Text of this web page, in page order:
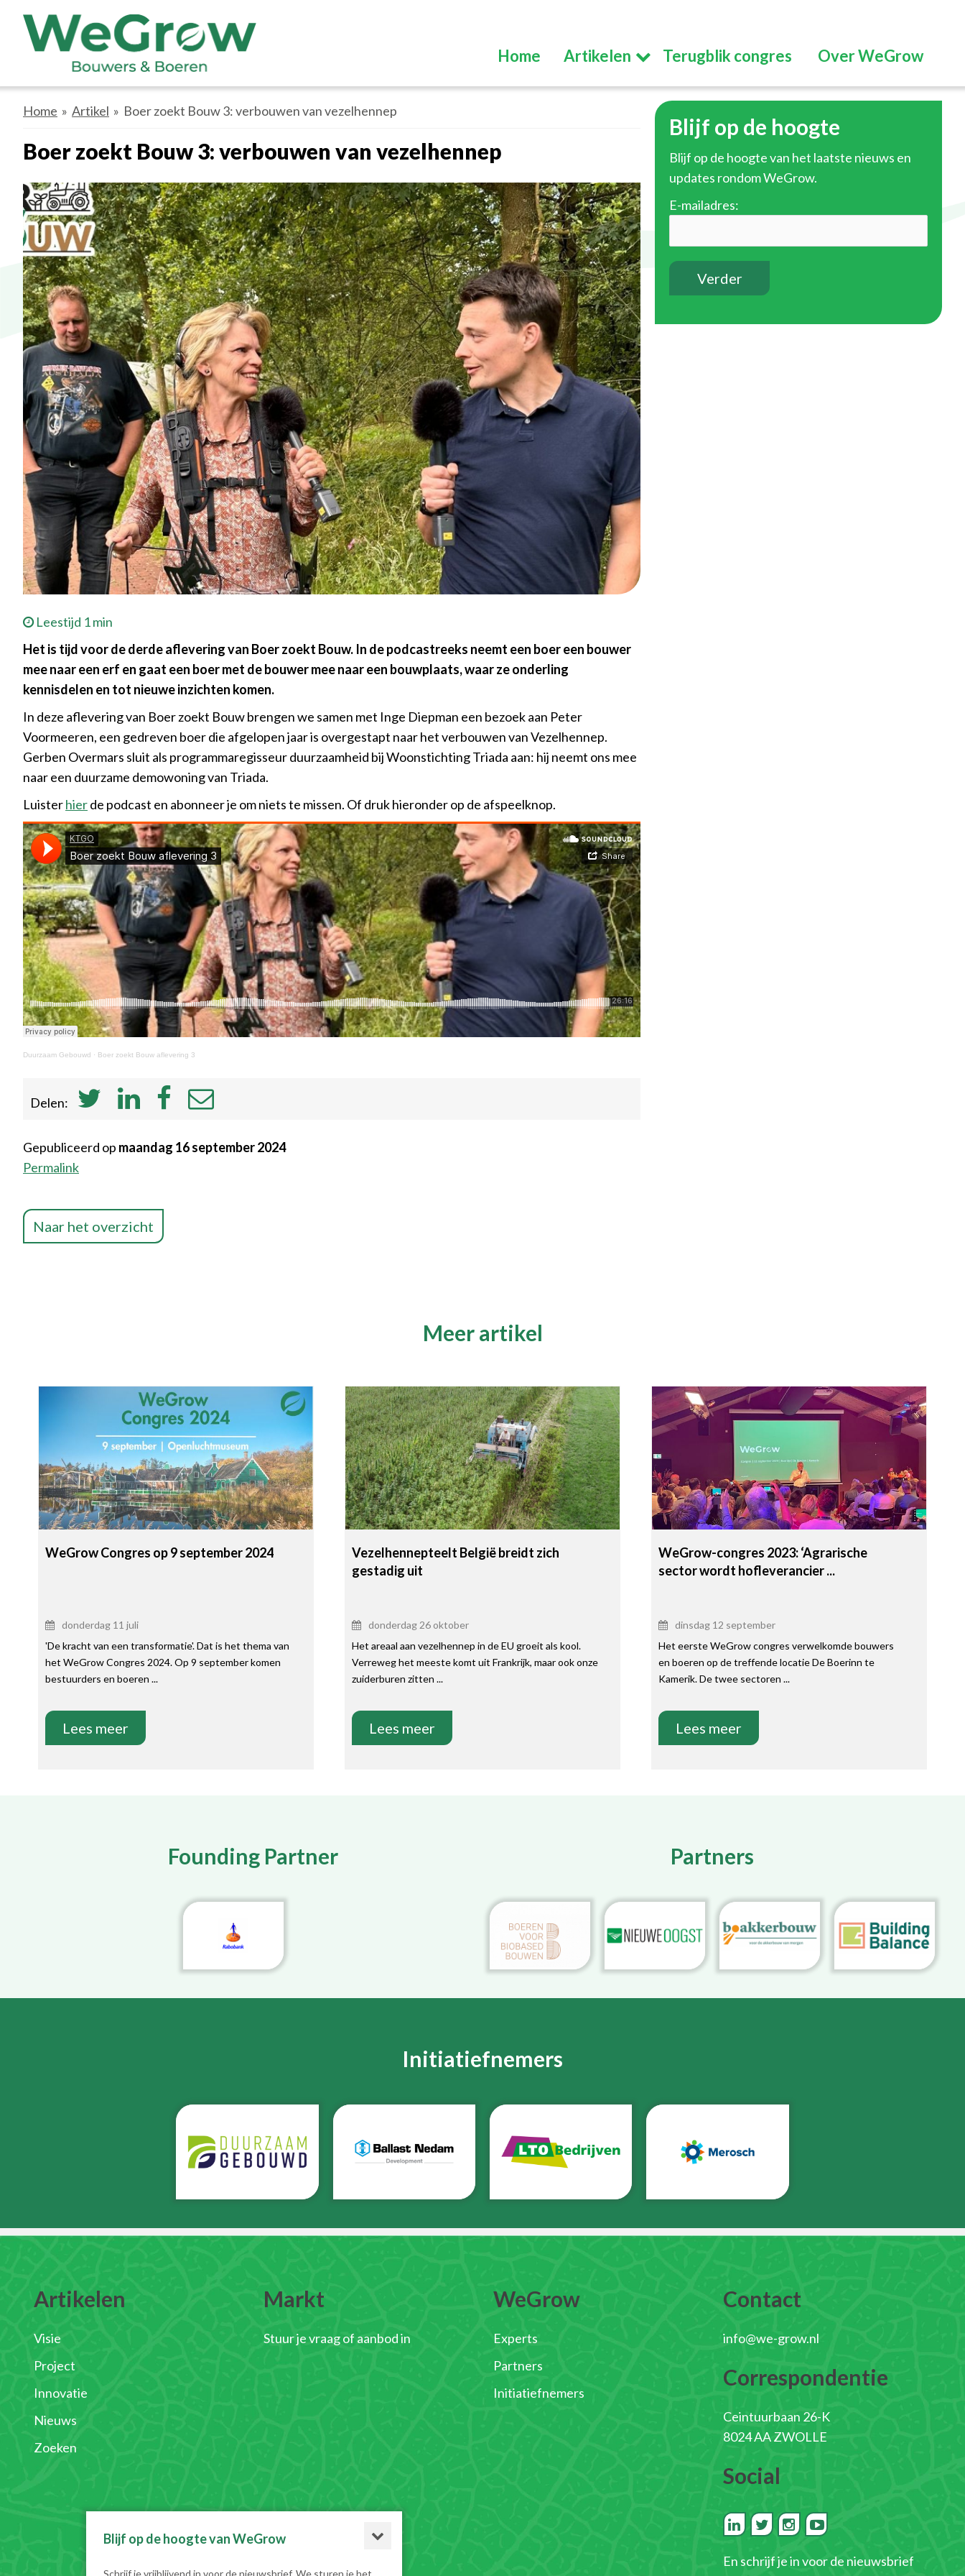
Home Artikelen Terugblik congres Over WeGrow
Home » Artikel » Boer zoekt Bouw 3: verbouwen van vezelhennep
Boer zoekt Bouw 3: verbouwen van vezelhennep
Leestijd 1 min
Het is tijd voor de derde aflevering van Boer zoekt Bouw. In de podcastreeks neemt een boer een bouwer
mee naar een erf en gaat een boer met de bouwer mee naar een bouwplaats, waar ze onderling
kennisdelen en tot nieuwe inzichten komen.
In deze aflevering van Boer zoekt Bouw brengen we samen met Inge Diepman een bezoek aan Peter
Voormeeren, een gedreven boer die afgelopen jaar is overgestapt naar het verbouwen van Vezelhennep.
Gerben Overmars sluit als programmaregisseur duurzaamheid bij Woonstichting Triada aan: hij neemt ons mee
naar een duurzame demowoning van Triada.
Luisterhierde podcast en abonneer je om niets te missen. Of druk hieronder op de afspeelknop.
Duurzaam Gebouwd · Boer zoekt Bouw aflevering 3
Delen:
Gepubliceerd op maandag 16 september 2024
Permalink
Naar het overzicht
Blijf op de hoogte
Blijf op de hoogte van het laatste nieuws en
updates rondom WeGrow.
E-mailadres:
Meer artikel
WeGrow Congres op 9 september 2024
donderdag 11 juli
'De kracht van een transformatie'. Dat is het thema van
het WeGrow Congres 2024. Op 9 september komen
bestuurders en boeren ...
Lees meer
Vezelhennepteelt België breidt zich
gestadig uit
donderdag 26 oktober
Het areaal aan vezelhennep in de EU groeit als kool.
Verreweg het meeste komt uit Frankrijk, maar ook onze
zuiderburen zitten ...
Lees meer
WeGrow-congres 2023: ‘Agrarische
sector wordt hofleverancier ...
dinsdag 12 september
Het eerste WeGrow congres verwelkomde bouwers
en boeren op de treffende locatie De Boerinn te
Kamerik. De twee sectoren ...
Lees meer
Founding Partner Partners
Initiatiefnemers
Artikelen
Visie
Project
Innovatie
Nieuws
Zoeken
Markt
Stuur je vraag of aanbod in
WeGrow
Experts
Partners
Initiatiefnemers
Contact
info@we-grow.nl
Correspondentie
Ceintuurbaan 26-K
8024 AA ZWOLLE
Social
En schrijf je in voor de nieuwsbrief
Blijf op de hoogte van WeGrow
Schrijf je vrijblijvend in voor de nieuwsbrief. We sturen je het